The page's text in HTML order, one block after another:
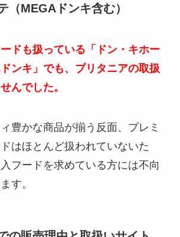
（MEGAドンキ含む）
ドも扱っている「ドン・キホー
ンキ」でも、ブリタニアの取扱
んでした。
豊かな商品が揃う反面、プレミ
はほとんど扱われていないた
フードを求めている方には不向
す。